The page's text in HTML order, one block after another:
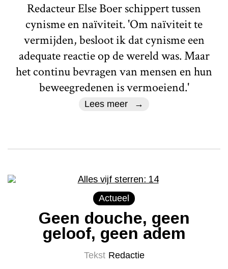
Redacteur Else Boer schippert tussen
cynisme en naïviteit. 'Om naïviteit te
vermijden, besloot ik dat cynisme een
adequate reactie op de wereld was. Maar
het continu bevragen van mensen en hun
beweegredenen is vermoeiend.'
Lees meer
Actueel
Geen douche, geen
geloof, geen adem
Tekst Redactie